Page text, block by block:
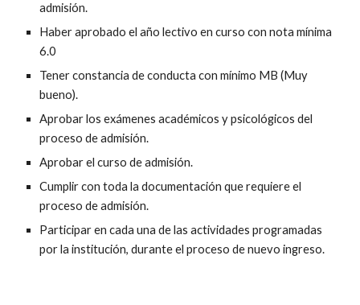
admisión.
Haber aprobado el año lectivo en curso con nota mínima
6.0
Tener constancia de conducta con mínimo MB (Muy
bueno).
Aprobar los exámenes académicos y psicológicos del
proceso de admisión.
Aprobar el curso de admisión.
Cumplir con toda la documentación que requiere el
proceso de admisión.
Participar en cada una de las actividades programadas
por lainstitución, durante el proceso de nuevo ingreso.